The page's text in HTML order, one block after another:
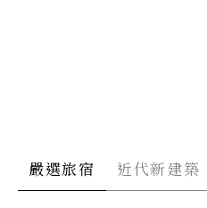
嚴選旅宿 近代新建築